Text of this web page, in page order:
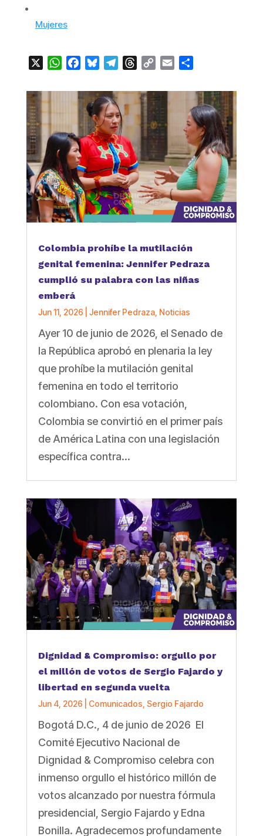
Mujeres
WhatsApp
FacebookBlueskyTelegramThreads
Copy Email
Colombia prohíbe la mutilación
genital femenina: Jennifer Pedraza
cumplió su palabra con las niñas
emberá
Jun 11, 2026 Jennifer Pedraza, Noticias
Ayer 10 de junio de 2026, el Senado de
la República aprobó en plenaria la ley
que prohíbe la mutilación genital
femenina en todo el territorio
colombiano. Con esa votación,
Colombia se convirtió en el primer país
de América Latina con una legislación
específica contra...
Dignidad & Compromiso: orgullo por
el millón de votos de Sergio Fajardo y
libertad en segunda vuelta
Jun 4, 2026 Comunicados Sergio Fajardo
Bogotá D.C., 4 de junio de 2026 El
Comité Ejecutivo Nacional de
Dignidad & Compromiso celebra con
inmenso orgullo el histórico millón de
votos alcanzado por nuestra fórmula
presidencial, Sergio Fajardo y Edna
Bonilla. Agradecemos profundamente